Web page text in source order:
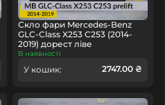
Скло фари Mercedes-Benz
GLC-Class X253 C253 (2014-
2019) дорест ліве
В наявності
У кошик: 2747.00 ₴